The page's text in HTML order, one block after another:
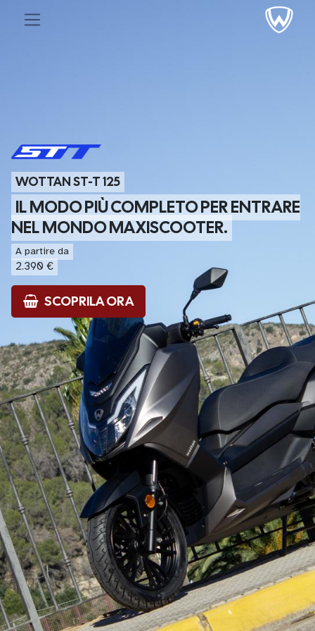
WOTTAN ST-T 125
IL MODO PIÙ COMPLETO PER ENTRARE
NEL MONDO MAXISCOOTER.
A partire da
2.390 €
SCOPRILA ORA